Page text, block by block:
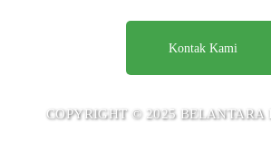
Kontak Kami
COPYRIGHT © 2025 BELANTARA